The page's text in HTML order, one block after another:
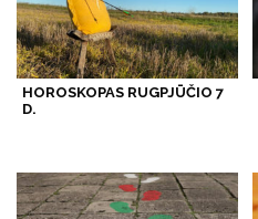
HOROSKOPAS RUGPJŪČIO 7
D.